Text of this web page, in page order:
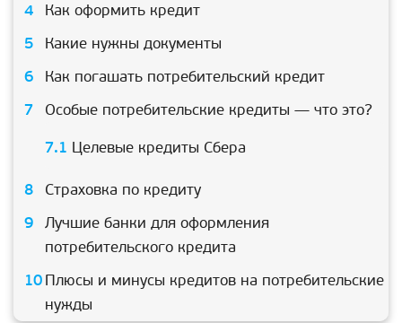
Как оформить кредит
Какие нужны документы
Как погашать потребительский кредит
Особые потребительские кредиты — что это?
Целевые кредиты Сбера
Страховка по кредиту
Лучшие банки для оформления
потребительского кредита
Плюсы и минусы кредитов на потребительские
нужды